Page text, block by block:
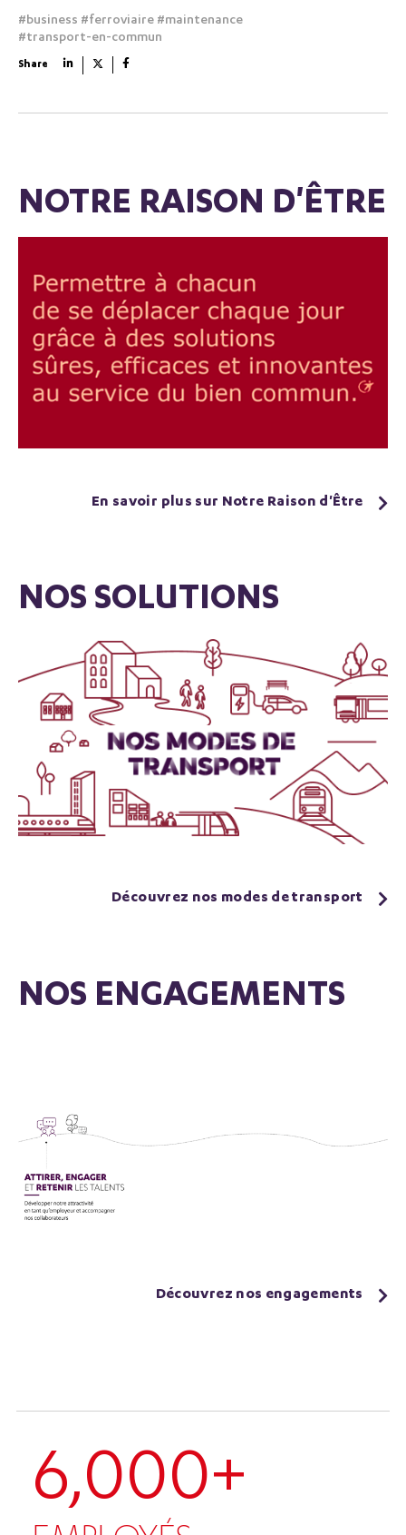
#business #ferroviaire #maintenance
#transport-en-commun
Share
NOTRE RAISON D'ÊTRE
En savoir plus sur Notre Raison d'Être
NOS SOLUTIONS
Découvrez nos modes de transport
NOS ENGAGEMENTS
Découvrez nos engagements
6,000+